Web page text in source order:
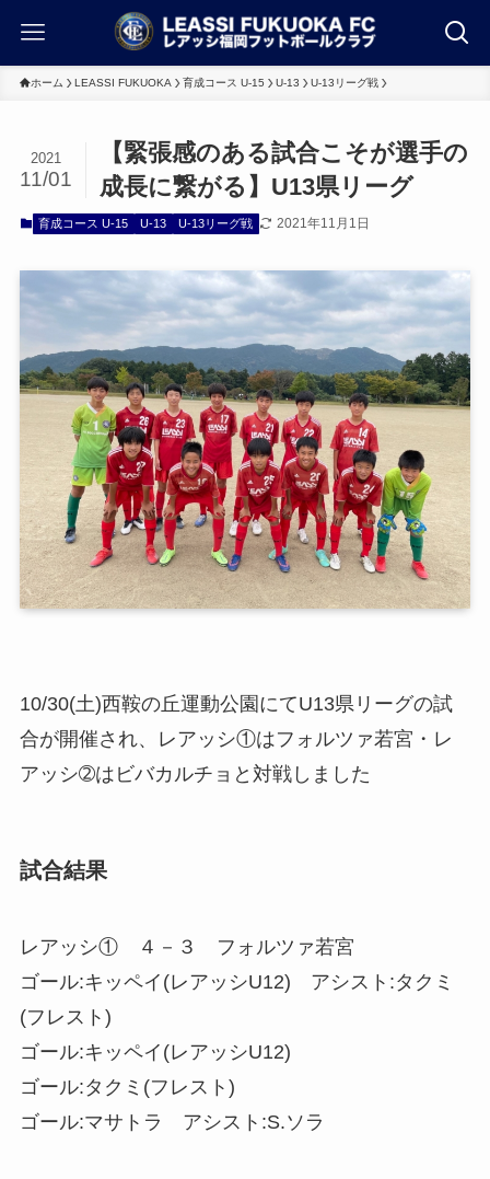
ホーム LEASSI FUKUOKA 育成コース U-15 U-13 U-13リーグ戦
【緊張感のある試合こそが選手の
成長に繋がる】U13県リーグ
2021
11/01
育成コース U-15 U-13 U-13リーグ戦 2021年11月1日
10/30(土)西鞍の丘運動公園にてU13県リーグの試
合が開催され、レアッシ①はフォルツァ若宮・レ
アッシ➁はビバカルチョと対戦しました
試合結果
レアッシ① ４－３ フォルツァ若宮
ゴール:キッペイ(レアッシU12) アシスト:タクミ
(フレスト)
ゴール:キッペイ(レアッシU12)
ゴール:タクミ(フレスト)
ゴール:マサトラ アシスト:S.ソラ